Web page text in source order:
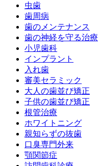
虫歯
歯周病
歯のメンテナンス
歯の神経を守る治療
小児歯科
インプラント
入れ歯
審美セラミック
大人の歯並び矯正
子供の歯並び矯正
根管治療
ホワイトニング
親知らずの抜歯
口臭専門外来
顎関節症